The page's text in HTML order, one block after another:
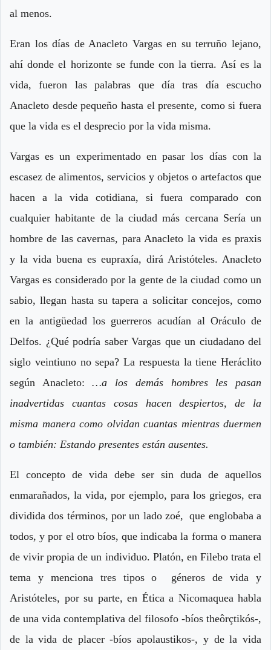
al menos.
Eran los días de Anacleto Vargas en su terruño lejano,
ahí donde el horizonte se funde con la tierra. Así es la
vida, fueron las palabras que día tras día escucho
Anacleto desde pequeño hasta el presente, como si fuera
que la vida es el desprecio por la vida misma.
Vargas es un experimentado en pasar los días con la
escasez de alimentos, servicios y objetos o artefactos que
hacen a la vida cotidiana, si fuera comparado con
cualquier habitante de la ciudad más cercana Sería un
hombre de las cavernas, para Anacleto la vida es praxis
y la vida buena es eupraxía, dirá Aristóteles. Anacleto
Vargas es considerado por la gente de la ciudad como un
sabio, llegan hasta su tapera a solicitar concejos, como
en la antigüedad los guerreros acudían al Oráculo de
Delfos. ¿Qué podría saber Vargas que un ciudadano del
siglo veintiuno no sepa? La respuesta la tiene Heráclito
según Anacleto:…a los demás hombres les pasan
inadvertidas cuantas cosas hacen despiertos, de la
misma manera como olvidan cuantas mientras duermen
o también: Estando presentes están ausentes.
El concepto de vida debe ser sin duda de aquellos
enmarañados, la vida, por ejemplo, para los griegos, era
dividida dos términos, por un lado zoé, que englobaba a
todos, y por el otro bíos, que indicaba la forma o manera
de vivir propia de un individuo. Platón, en Filebo trata el
tema y menciona tres tipos o géneros de vida y
Aristóteles, por su parte, en Ética a Nicomaquea habla
de una vida contemplativa del filosofo -bíos theôrçtikós-,
de la vida de placer -bíos apolaustikos-, y de la vida